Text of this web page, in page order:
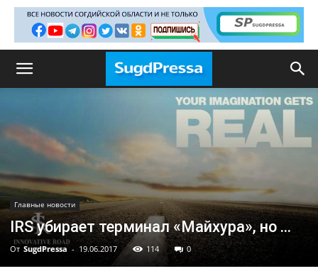
Главные новости
IRS убирает терминал «Майхура», но …
От SugdPressa - 19.06.2017 114 0